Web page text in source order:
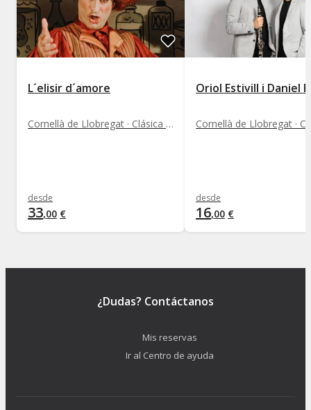
L´elisir d´amore
Cornellà de Llobregat · Clásica y Ópera
desde
33,00 €
Oriol Estivill i Daniel
desde
16,00 €
¿Dudas? Contáctanos
Mis reservas
Ir al Centro de ayuda